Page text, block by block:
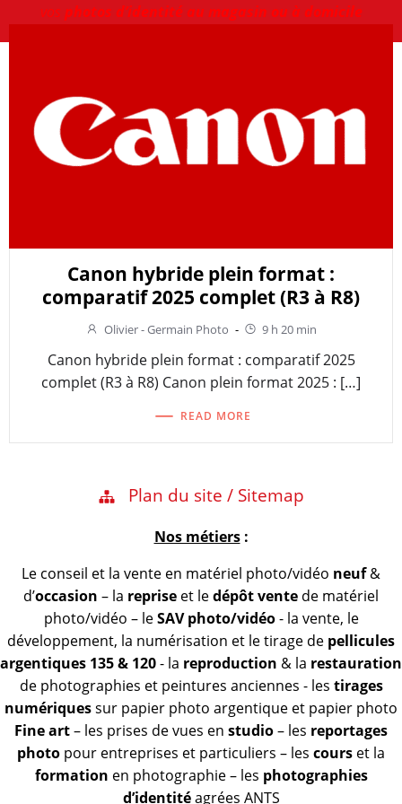
vos photos d’identité au magasin ou à domicile
Canon hybride plein format :
comparatif 2025 complet (R3 à R8)
Olivier - Germain Photo - 9 h 20 min
Canon hybride plein format : comparatif 2025
complet (R3 à R8) Canon plein format 2025 : […]
READ MORE
Plan du site / Sitemap
Nos métiers:
Le conseil et la vente en matériel photo/vidéo neuf&
d’occasion – la reprise et ledépôt vente de matériel
photo/vidéo – leSAV photo/vidéo- la vente, le
développement, la numérisation et le tirage de pellicules
argentiques 135 & 120- la reproduction & la restauration
de photographies et peintures anciennes - les tirages
numériquessur papier photo argentique et papier photo
Fine art– les prises de vues en studio– les reportages
photo pour entreprises et particuliers – les cours et la
formation en photographie – les photographies
d’identitéagrées ANTS